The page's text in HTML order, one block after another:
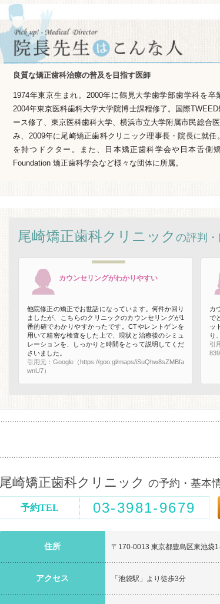
良質な矯正歯科治療の普及を目指す医師
1974年東京生まれ。2000年に鶴見大学歯学部歯学科を卒
2004年東京医科歯科大学大学院博士課程修了。国際TWEED
ース修了、東京医科歯科大学、横浜市立大学附属市民総合
み、2009年に尾崎矯正歯科クリニック理事長・院長に就
を持つドクター。また、日本矯正歯科学会や日本舌側
Foundation 矯正歯科学会など様々な団体に所属。
尾崎矯正歯科クリニック の評判・
カウンセリングがわかりやすい
他院修正の矯正でお世話になっています。何件か回り
ましたが、こちらのクリニックのカウンセリングが1
番的確でわかりやすかったです。CTやレントゲンを
用いて精密な検査をした上で、現状と治療後のシミュ
レーションを、しっかりと時間をとって説明してくだ
さいました。
引用元：Google（https://goo.gl/maps/iSuQhw8sZMBfa
wnU7）
カ
で
ッ
り
引
尾崎矯正歯科クリニック の予約・基本
予約TEL 03-3981-9679
住所 〒170-0013 東京都豊島区東池袋
アクセス 「池袋駅」より徒歩3分